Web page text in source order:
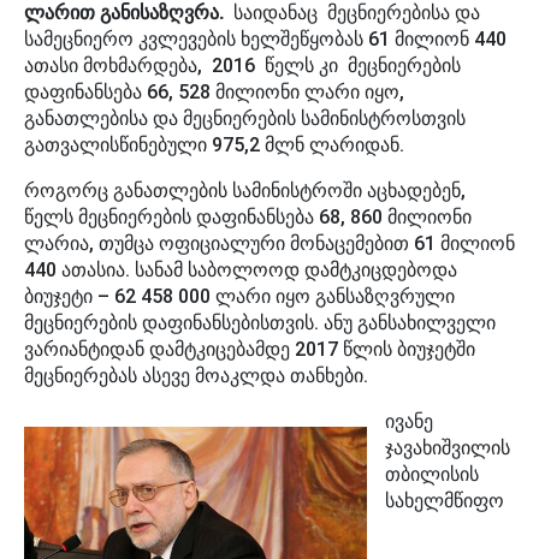
ლარით განისაზღვრა. საიდანაც მეცნიერებისა და
სამეცნიერო კვლევების ხელშეწყობას 61 მილიონ 440
ათასი მოხმარდება, 2016 წელს კი მეცნიერების
დაფინანსება 66, 528 მილიონი ლარი იყო,
განათლებისა და მეცნიერების სამინისტროსთვის
გათვალისწინებული 975,2 მლნ ლარიდან.
როგორც განათლების სამინისტროში აცხადებენ,
წელს მეცნიერების დაფინანსება 68, 860 მილიონი
ლარია, თუმცა ოფიციალური მონაცემებით 61 მილიონ
440 ათასია. სანამ საბოლოოდ დამტკიცდებოდა
ბიუჯეტი – 62 458 000 ლარი იყო განსაზღვრული
მეცნიერების დაფინანსებისთვის. ანუ განსახილველი
ვარიანტიდან დამტკიცებამდე 2017 წლის ბიუჯეტში
მეცნიერებას ასევე მოაკლდა თანხები.
ივანე
ჯავახიშვილის
თბილისის
სახელმწიფო